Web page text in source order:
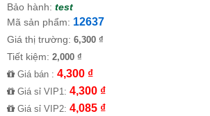
Bảo hành: test
Mã sản phẩm: 12637
Giá thị trường: 6,300 ₫
Tiết kiệm: 2,000 ₫
Giá bán : 4,300 ₫
Giá sỉ VIP1: 4,300 ₫
Giá sỉ VIP2: 4,085 ₫